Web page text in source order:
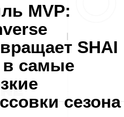
MVP:
SHAI
в самые
сезона